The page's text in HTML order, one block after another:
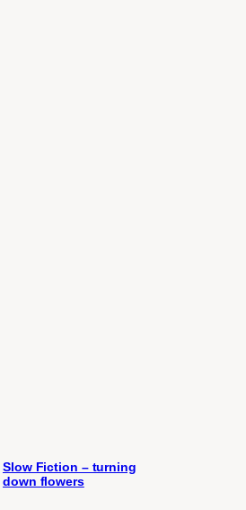
Slow Fiction – turning
down flowers